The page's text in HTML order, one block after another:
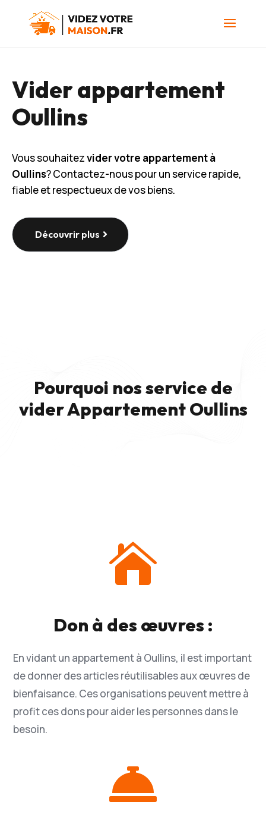
Vider appartement
Oullins
Vous souhaitezvider votre appartement à
Oullins? Contactez-nous pour un service rapide,
fiable et respectueux de vos biens.
Découvrir plus
Pourquoi nos service de
vider Appartement Oullins

Don à des œuvres :
En vidant un appartement à Oullins, il est important
de donner des articles réutilisables aux œuvres de
bienfaisance. Ces organisations peuvent mettre à
profit ces dons pour aider les personnes dans le
besoin.
